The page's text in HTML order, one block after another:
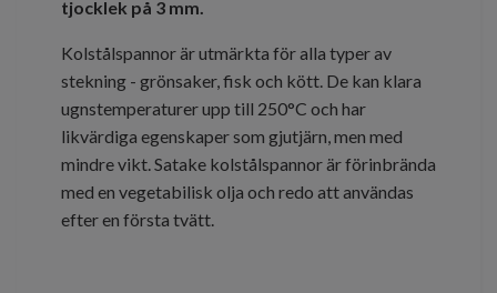
tjocklek på 3 mm.
Kolstålspannor är utmärkta för alla typer av
stekning - grönsaker, fisk och kött. De kan klara
ugnstemperaturer upp till 250°C och har
likvärdiga egenskaper som gjutjärn, men med
mindre vikt. Satake kolstålspannor är förinbrända
med en vegetabilisk olja och redo att användas
efter en första tvätt.